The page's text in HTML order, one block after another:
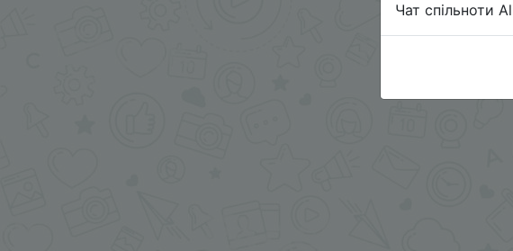
Чат спільноти